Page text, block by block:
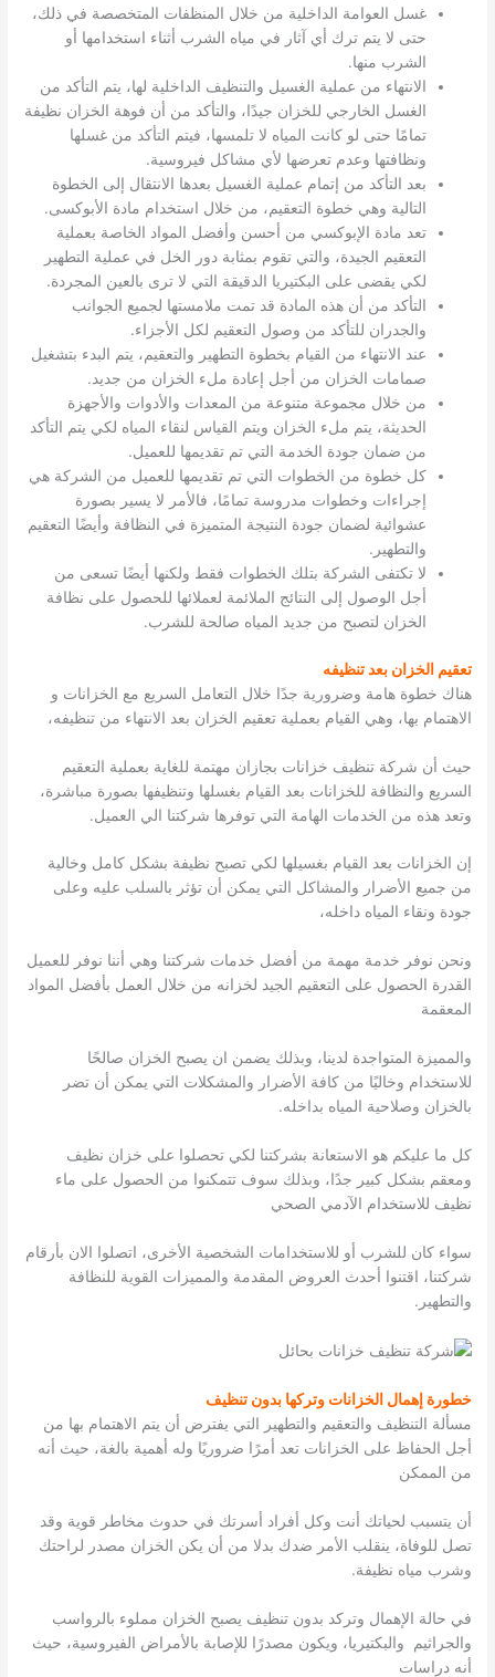
غسل العوامة الداخلية من خلال المنظفات المتخصصة في ذلك،
حتى لا يتم ترك أي آثار في مياه الشرب أثناء استخدامها أو
الشرب منها.
الانتهاء من عملية الغسيل والتنظيف الداخلية لها، يتم التأكد من
الغسل الخارجي للخزان جيدًا، والتأكد من أن فوهة الخزان نظيفة
تمامًا حتى لو كانت المياه لا تلمسها، فيتم التأكد من غسلها
ونظافتها وعدم تعرضها لأي مشاكل فيروسية.
بعد التأكد من إتمام عملية الغسيل بعدها الانتقال إلى الخطوة
التالية وهي خطوة التعقيم، من خلال استخدام مادة الأبوكسى.
تعد مادة الإبوكسي من أحسن وأفضل المواد الخاصة بعملية
التعقيم الجيدة، والتي تقوم بمثابة دور الخل في عملية التطهير
لكي يقضى على البكتيريا الدقيقة التي لا ترى بالعين المجردة.
التأكد من أن هذه المادة قد تمت ملامستها لجميع الجوانب
والجدران للتأكد من وصول التعقيم لكل الأجزاء.
عند الانتهاء من القيام بخطوة التطهير والتعقيم، يتم البدء بتشغيل
صمامات الخزان من أجل إعادة ملء الخزان من جديد.
من خلال مجموعة متنوعة من المعدات والأدوات والأجهزة
الحديثة، يتم ملء الخزان ويتم القياس لنقاء المياه لكي يتم التأكد
من ضمان جودة الخدمة التي تم تقديمها للعميل.
كل خطوة من الخطوات التي تم تقديمها للعميل من الشركة هي
إجراءات وخطوات مدروسة تمامًا، فالأمر لا يسير بصورة
عشوائية لضمان جودة النتيجة المتميزة في النظافة وأيضًا التعقيم
والتطهير.
لا تكتفى الشركة بتلك الخطوات فقط ولكنها أيضًا تسعى من
أجل الوصول إلى النتائج الملائمة لعملائها للحصول على نظافة
الخزان لتصبح من جديد المياه صالحة للشرب.
تعقيم الخزان بعد تنظيفه
هناك خطوة هامة وضرورية جدًا خلال التعامل السريع مع الخزانات و
الاهتمام بها، وهي القيام بعملية تعقيم الخزان بعد الانتهاء من تنظيفه،
حيث أن شركة تنظيف خزانات بجازان مهتمة للغاية بعملية التعقيم
السريع والنظافة للخزانات بعد القيام بغسلها وتنظيفها بصورة مباشرة،
وتعد هذه من الخدمات الهامة التي توفرها شركتنا الي العميل.
إن الخزانات بعد القيام بغسيلها لكي تصبح نظيفة بشكل كامل وخالية
من جميع الأضرار والمشاكل التي يمكن أن تؤثر بالسلب عليه وعلى
جودة ونقاء المياه داخله،
ونحن نوفر خدمة مهمة من أفضل خدمات شركتنا وهي أننا نوفر للعميل
القدرة الحصول على التعقيم الجيد لخزانه من خلال العمل بأفضل المواد
المعقمة
والمميزة المتواجدة لدينا، وبذلك يضمن ان يصبح الخزان صالحًا
للاستخدام وخاليًا من كافة الأضرار والمشكلات التي يمكن أن تضر
بالخزان وصلاحية المياه بداخله.
كل ما عليكم هو الاستعانة بشركتنا لكي تحصلوا على خزان نظيف
ومعقم بشكل كبير جدًا، وبذلك سوف تتمكنوا من الحصول على ماء
نظيف للاستخدام الآدمي الصحي
سواء كان للشرب أو للاستخدامات الشخصية الأخرى، اتصلوا الان بأرقام
شركتنا، اقتنوا أحدث العروض المقدمة والمميزات القوية للنظافة
والتطهير.
خطورة إهمال الخزانات وتركها بدون تنظيف
مسألة التنظيف والتعقيم والتطهير التي يفترض أن يتم الاهتمام بها من
أجل الحفاظ على الخزانات تعد أمرًا ضروريًا وله أهمية بالغة، حيث أنه
من الممكن
أن يتسبب لحياتك أنت وكل أفراد أسرتك في حدوث مخاطر قوية وقد
تصل للوفاة، ينقلب الأمر ضدك بدلا من أن يكن الخزان مصدر لراحتك
وشرب مياه نظيفة.
في حالة الإهمال وتركد بدون تنظيف يصبح الخزان مملوء بالرواسب
والجراثيم والبكتيريا، ويكون مصدرًا للإصابة بالأمراض الفيروسية، حيث
أنه دراسات